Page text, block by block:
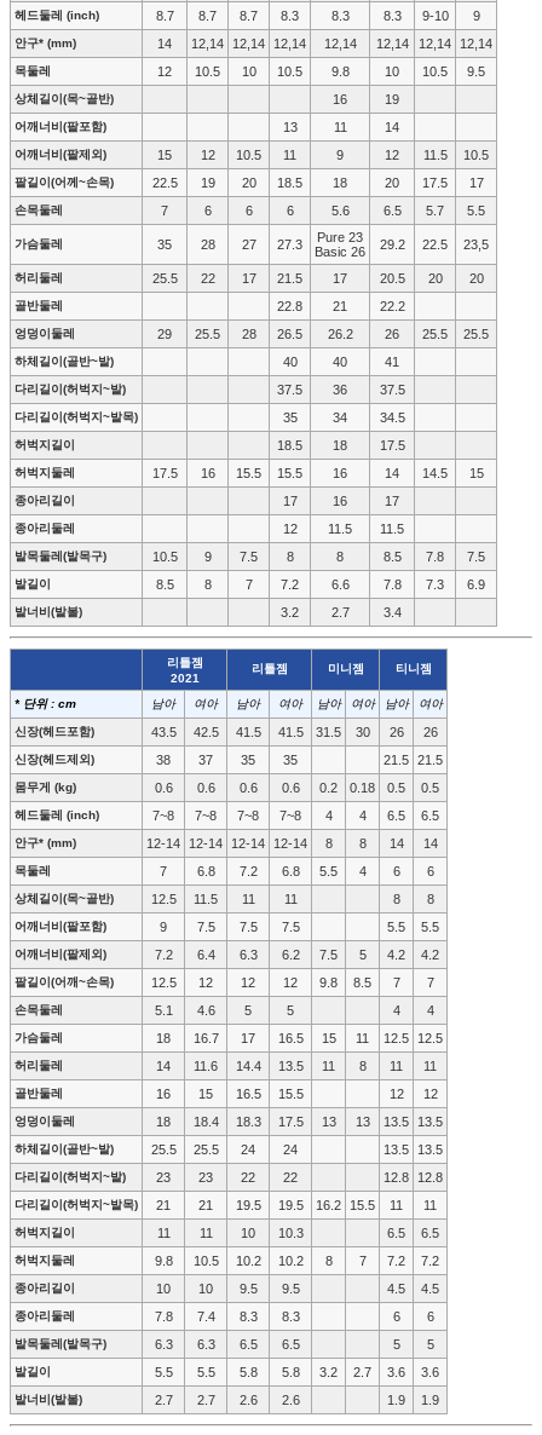
헤드둘레 (inch) 8.7 8.7 8.7 8.3 8.3 8.3 9-10 9
안구* (mm) 14 12,14 12,14 12,14 12,14 12,14 12,14 12,14
목둘레 12 10.5 10 10.5 9.8 10 10.5 9.5
상체길이(목~골반) 16 19
어깨너비(팔포함) 13 11 14
어깨너비(팔제외) 15 12 10.5 11 9 12 11.5 10.5
팔길이(어께~손목) 22.5 19 20 18.5 18 20 17.5 17
손목둘레 7 6 6 6 5.6 6.5 5.7 5.5
가슴둘레 35 28 27 27.3
Pure 23
Basic 26
29.2 22.5 23,5
허리둘레 25.5 22 17 21.5 17 20.5 20 20
골반둘레 22.8 21 22.2
엉덩이둘레 29 25.5 28 26.5 26.2 26 25.5 25.5
하체길이(골반~발) 40 40 41
다리길이(허벅지~발) 37.5 36 37.5
다리길이(허벅지~발목) 35 34 34.5
허벅지길이 18.5 18 17.5
허벅지둘레 17.5 16 15.5 15.5 16 14 14.5 15
종아리길이 17 16 17
종아리둘레 12 11.5 11.5
발목둘레(발목구) 10.5 9 7.5 8 8 8.5 7.8 7.5
발길이 8.5 8 7 7.2 6.6 7.8 7.3 6.9
발너비(발볼) 3.2 2.7 3.4
리틀젬
2021
리틀젬 미니젬 티니젬
* 단위 : cm 남아 여아 남아 여아 남아 여아 남아 여아
신장(헤드포함) 43.5 42.5 41.5 41.5 31.5 30 26 26
신장(헤드제외) 38 37 35 35 21.5 21.5
몸무게 (kg) 0.6 0.6 0.6 0.6 0.2 0.18 0.5 0.5
헤드둘레 (inch) 7~8 7~8 7~8 7~8 4 4 6.5 6.5
안구* (mm) 12-14 12-14 12-14 12-14 8 8 14 14
목둘레 7 6.8 7.2 6.8 5.5 4 6 6
상체길이(목~골반) 12.5 11.5 11 11 8 8
어깨너비(팔포함) 9 7.5 7.5 7.5 5.5 5.5
어깨너비(팔제외) 7.2 6.4 6.3 6.2 7.5 5 4.2 4.2
팔길이(어깨~손목) 12.5 12 12 12 9.8 8.5 7 7
손목둘레 5.1 4.6 5 5 4 4
가슴둘레 18 16.7 17 16.5 15 11 12.5 12.5
허리둘레 14 11.6 14.4 13.5 11 8 11 11
골반둘레 16 15 16.5 15.5 12 12
엉덩이둘레 18 18.4 18.3 17.5 13 13 13.5 13.5
하체길이(골반~발) 25.5 25.5 24 24 13.5 13.5
다리길이(허벅지~발) 23 23 22 22 12.8 12.8
다리길이(허벅지~발목) 21 21 19.5 19.5 16.2 15.5 11 11
허벅지길이 11 11 10 10.3 6.5 6.5
허벅지둘레 9.8 10.5 10.2 10.2 8 7 7.2 7.2
종아리길이 10 10 9.5 9.5 4.5 4.5
종아리둘레 7.8 7.4 8.3 8.3 6 6
발목둘레(발목구) 6.3 6.3 6.5 6.5 5 5
발길이 5.5 5.5 5.8 5.8 3.2 2.7 3.6 3.6
발너비(발볼) 2.7 2.7 2.6 2.6 1.9 1.9